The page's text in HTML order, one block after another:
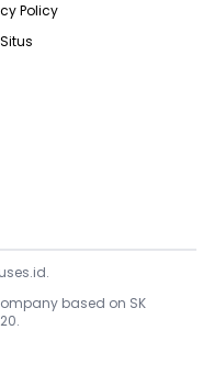
Policy
.
based on SK